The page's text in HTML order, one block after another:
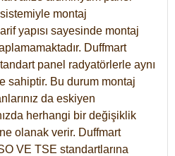
montaj
yapısı sayesinde montaj
Duffmart
panel radyatörlerle aynı
sahiptir. Bu durum montaj
da eskiyen
herhangi bir değişiklik
olanak verir. Duffmart
VE TSE standartlarına